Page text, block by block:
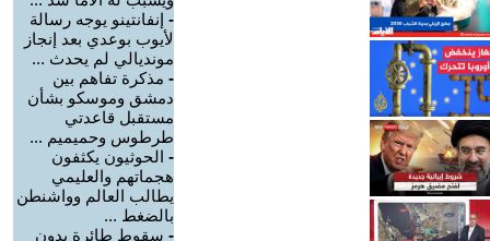
- إنفانتينو يوجه رسالة
لأيوب بوعدي بعد إنجاز
مونديالي لم يحدث ...
- مذكرة تفاهم بين
دمشق وموسكو بشأن
مستقبل قاعدتي
طرطوس وحميميم ...
- الحوثيون يكثفون
هجماتهم والعليمي
يطالب العالم وواشنطن
بالضغط ...
- سقوط طائرة بدون